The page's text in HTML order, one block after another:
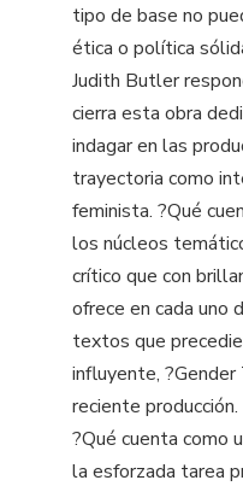
tipo de base no
ética o política
Judith Butler
cierra esta obra
indagar en las
trayectoria como
feminista. ?Qué
los núcleos
crítico que con
ofrece en cada uno
textos que
influyente, ?Gender
reciente producción.
?Qué cuenta como
la esforzada tarea